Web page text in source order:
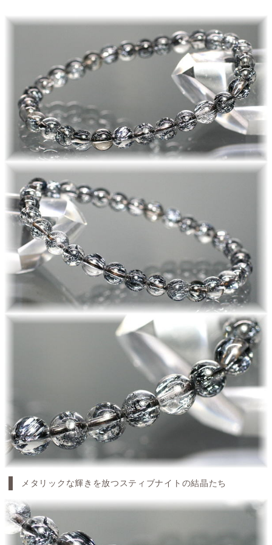
メタリックな輝きを放つスティブナイトの結晶たち